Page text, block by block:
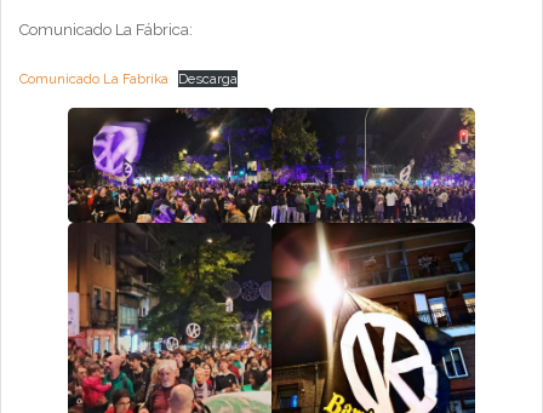
Comunicado La Fábrica:
Comunicado La Fabrika Descarga